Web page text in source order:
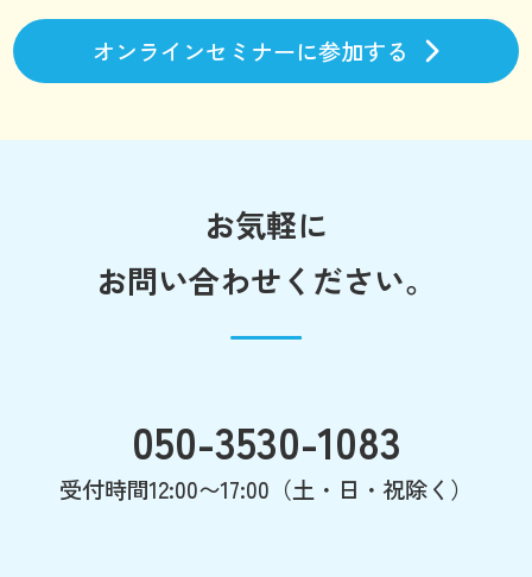
オンラインセミナーに参加する
お気軽に
お問い合わせください。
050-3530-1083
受付時間12:00〜17:00（土・日・祝除く）